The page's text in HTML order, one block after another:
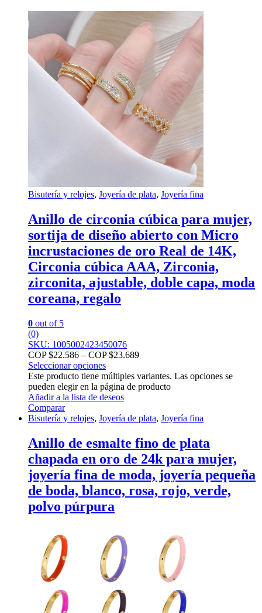
Bisutería y relojes, Joyería de plata, Joyería fina
Anillo de circonia cúbica para mujer,
sortija de diseño abierto con Micro
incrustaciones de oro Real de 14K,
Circonia cúbica AAA, Zirconia,
zirconita, ajustable, doble capa, moda
coreana, regalo
0 out of 5
(0)
SKU: 1005002423450076
COP $22.586 – COP $23.689
Seleccionar opciones
Este producto tiene múltiples variantes. Las opciones se
pueden elegir en la página de producto
Añadir a la lista de deseos
Comparar
Bisutería y relojes, Joyería de plata, Joyería fina
Anillo de esmalte fino de plata
chapada en oro de 24k para mujer,
joyería fina de moda, joyería pequeña
de boda, blanco, rosa, rojo, verde,
polvo púrpura